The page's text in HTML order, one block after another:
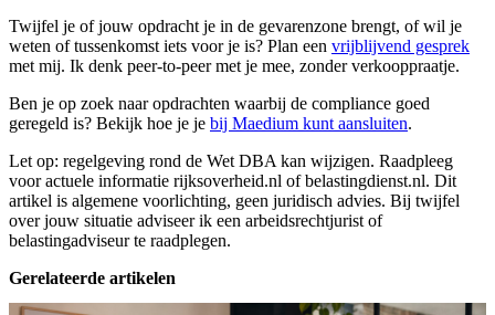
Twijfel je of jouw opdracht je in de gevarenzone brengt, of wil je
weten of tussenkomst iets voor je is? Plan een vrijblijvend gesprek
met mij. Ik denk peer-to-peer met je mee, zonder verkooppraatje.
Ben je op zoek naar opdrachten waarbij de compliance goed
geregeld is? Bekijk hoe je je bij Maedium kunt aansluiten.
Let op: regelgeving rond de Wet DBA kan wijzigen. Raadpleeg
voor actuele informatie rijksoverheid.nl of belastingdienst.nl. Dit
artikel is algemene voorlichting, geen juridisch advies. Bij twijfel
over jouw situatie adviseer ik een arbeidsrechtjurist of
belastingadviseur te raadplegen.
Gerelateerde artikelen